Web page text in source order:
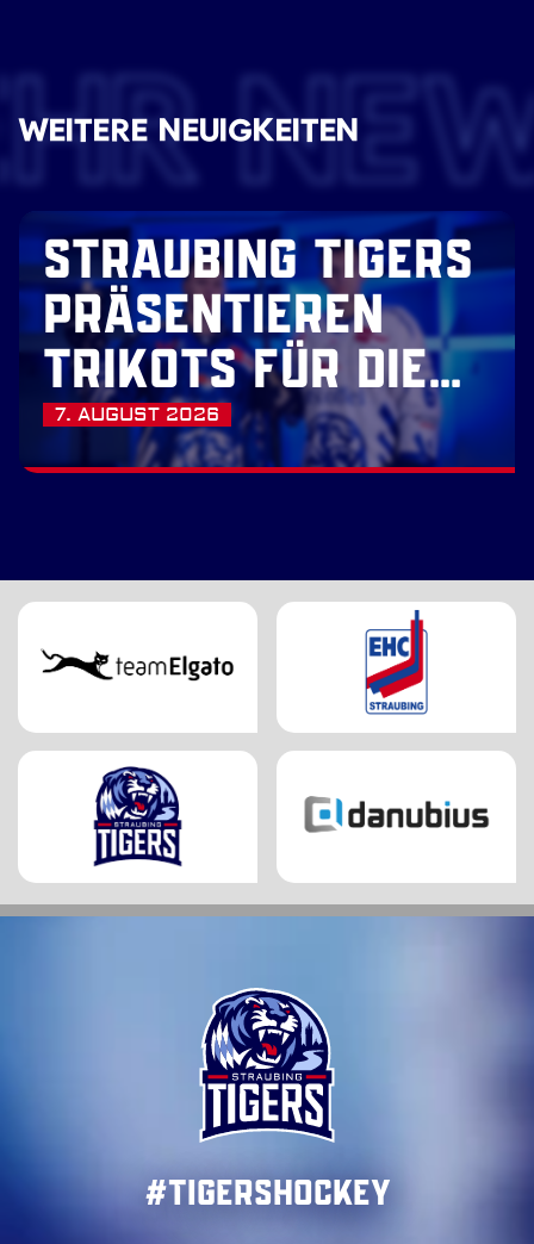
WEITERE NEUIGKEITEN
STRAUBING TIGERS
PRÄSENTIEREN
TRIKOTS FÜR DIE
SAISON 2026/27
7. AUGUST 2026
#TigersHockey